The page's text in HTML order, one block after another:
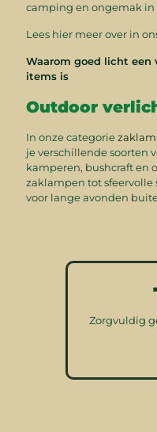
camping en ongemak in
Lees hier meer over in
Waarom goed licht een
items is
Outdoor
In onze categorie
je verschillende soorten
kamperen, bushcraft en
zaklampen tot
voor lange avonden
Zorgvuldig